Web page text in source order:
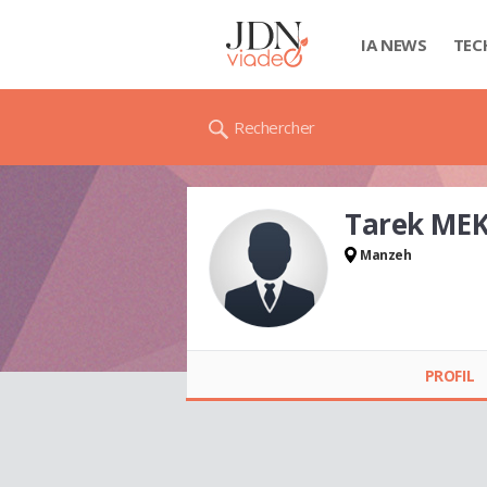
IA NEWS
Rechercher
Tarek
Manzeh
PROFIL